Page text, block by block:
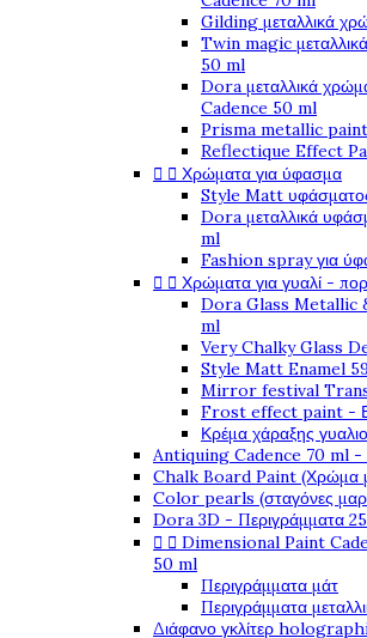
Gilding μεταλλικά
Twin magic
50 ml
Dora μεταλλικά
Cadence 50 ml
Prisma metallic paint
Reflectique Effect
  Χρώματα για ύφασμα
Style Matt
Dora μεταλλικά
ml
Fashion spray για
  Χρώματα για γυαλί -
Dora Glass Metallic
ml
Very Chalky Glass
Style Matt Enamel
Mirror festival
Frost effect paint -
Κρέμα χάραξης
Antiquing Cadence 70 ml -
Chalk Board Paint (Χρώμα
Color pearls (σταγόνες
Dora 3D - Περιγράμματα
  Dimensional Paint
50 ml
Περιγράμματα μάτ
Περιγράμματα
Διάφανο γκλίτερ